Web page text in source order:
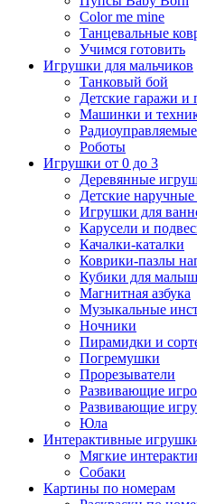
Сolor me mine
Танцевальные
Учимся готовить
Игрушки для мальчиков
Танковый бой
Детские гаражи и
Машинки и
Роботы
Игрушки от 0 до 3
Деревянные
Детские
Игрушки для
Карусели и
Качалки-каталки
Коврики-пазлы
Кубики для
Магнитная азбука
Музыкальные
Ночники
Пирамидки и
Погремушки
Прорезыватели
Развивающие
Развивающие
Юла
Интерактивные
Мягкие
Собаки
Картины по номерам